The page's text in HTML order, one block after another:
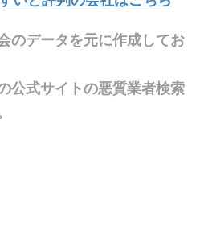
のデータを元に作成してお
公式サイトの悪質業者検索